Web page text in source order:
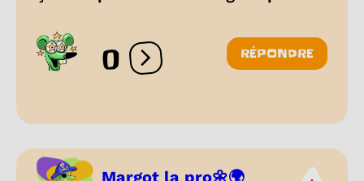
0 Ouvrir les réactions
RÉPONDRE
Margot la pro🌼🌍